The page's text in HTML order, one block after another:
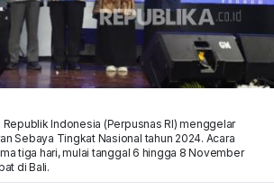
Indonesia (Perpusnas RI) menggelar
Sebaya Tingkat Nasional tahun 2024. Acara
tiga hari, mulai tanggal 6 hingga 8 November
di Bali.